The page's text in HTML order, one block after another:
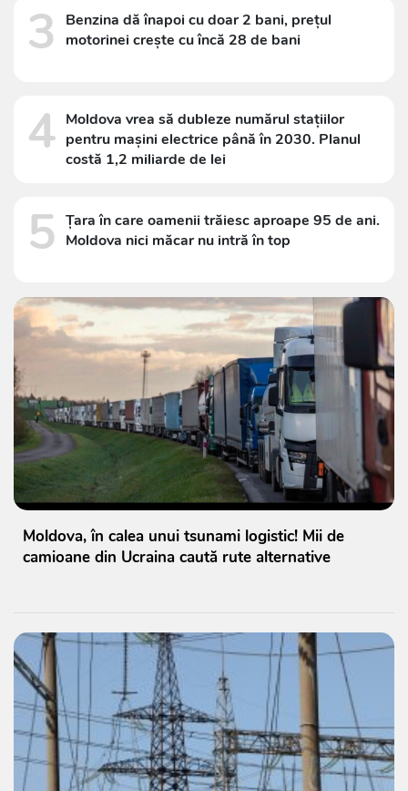
3
Benzina dă înapoi cu doar 2 bani, prețul
motorinei crește cu încă 28 de bani
4 Moldova vrea să dubleze numărul stațiilor
pentru mașini electrice până în 2030. Planul
costă 1,2 miliarde de lei
5 Țara în care oamenii trăiesc aproape 95 de ani.
Moldova nici măcar nu intră în top
Moldova, în calea unui tsunami logistic! Mii de
camioane din Ucraina caută rute alternative